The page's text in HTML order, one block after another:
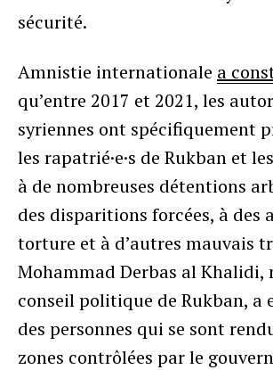
sécurité.
Amnistie internationale a
qu’entre 2017 et 2021, les
syriennes ont spécifiquement
les rapatrié·e·s de Rukban et
à de nombreuses détentions
des disparitions forcées, à des
torture et à d’autres mauvais
Mohammad Derbas al Khalidi,
conseil politique de Rukban, a
des personnes qui se sont
zones contrôlées par le